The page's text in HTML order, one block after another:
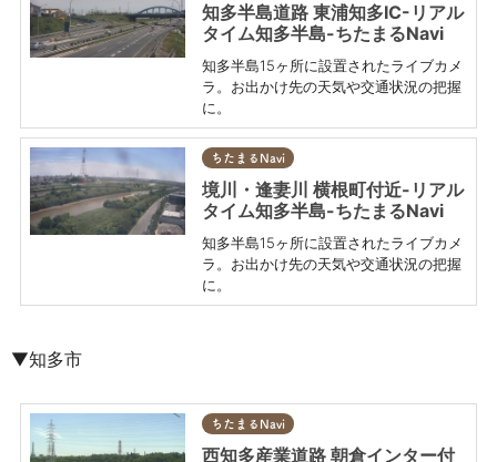
知多半島道路 東浦知多IC-リアル
タイム知多半島-ちたまるNavi
知多半島15ヶ所に設置されたライブカメ
ラ。お出かけ先の天気や交通状況の把握
に。
ちたまるNavi
境川・逢妻川 横根町付近-リアル
タイム知多半島-ちたまるNavi
知多半島15ヶ所に設置されたライブカメ
ラ。お出かけ先の天気や交通状況の把握
に。
▼知多市
ちたまるNavi
西知多産業道路 朝倉インター付